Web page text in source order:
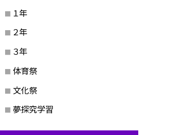
１年
２年
３年
体育祭
文化祭
夢探究学習